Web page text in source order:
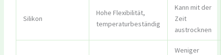
Silikon
Hohe Flexibilität,
temperaturbeständig
Kann mit der
Zeit
austrocknen
Weniger